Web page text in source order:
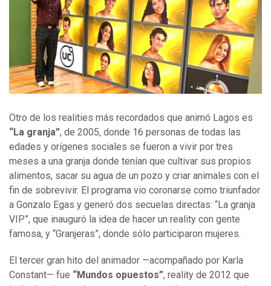
Otro de los realities más recordados que animó Lagos es
“La granja”, de 2005, donde 16 personas de todas las
edades y orígenes sociales se fueron a vivir por tres
meses a una granja donde tenían que cultivar sus propios
alimentos, sacar su agua de un pozo y criar animales con el
fin de sobrevivir. El programa vio coronarse como triunfador
a Gonzalo Egas y generó dos secuelas directas: “La granja
VIP”, que inauguró la idea de hacer un reality con gente
famosa, y “Granjeras”, donde sólo participaron mujeres.
El tercer gran hito del animador —acompañado por Karla
Constant— fue “Mundos opuestos”, reality de 2012 que